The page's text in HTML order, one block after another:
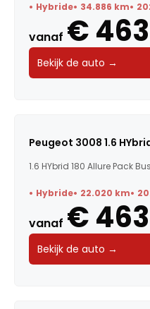
Hybride 34.886 km
vanaf € 463
Bekijk de auto →
Peugeot 3008 1.6
1.6 HYbrid 180 Allure Pack
Hybride 22.020 km
vanaf € 463
Bekijk de auto →